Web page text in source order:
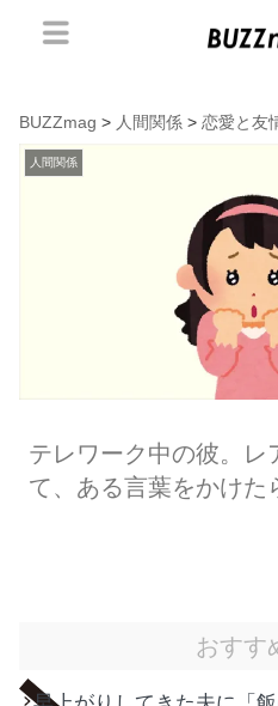
BUZZmag > 人間関係 > 恋愛と友
人間関係
テレワーク中の彼。レ
て、ある言葉をかけ
おすす